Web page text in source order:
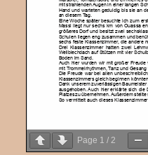
Page 1 / 2